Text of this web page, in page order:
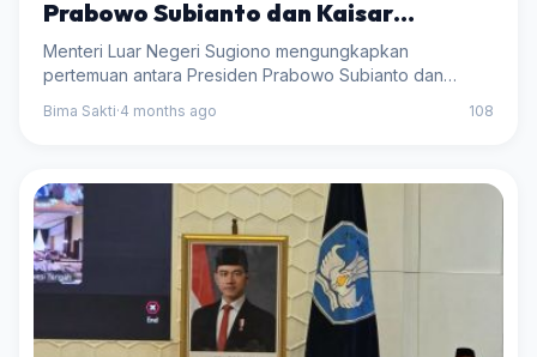
Prabowo Subianto dan Kaisar
Naruhito: Membangun Kerjasama
Bilateral
Menteri Luar Negeri Sugiono mengungkapkan
pertemuan antara Presiden Prabowo Subianto dan
memperkuat hubungan bilateral kedua negara.
Bima Sakti·4 months ago 108